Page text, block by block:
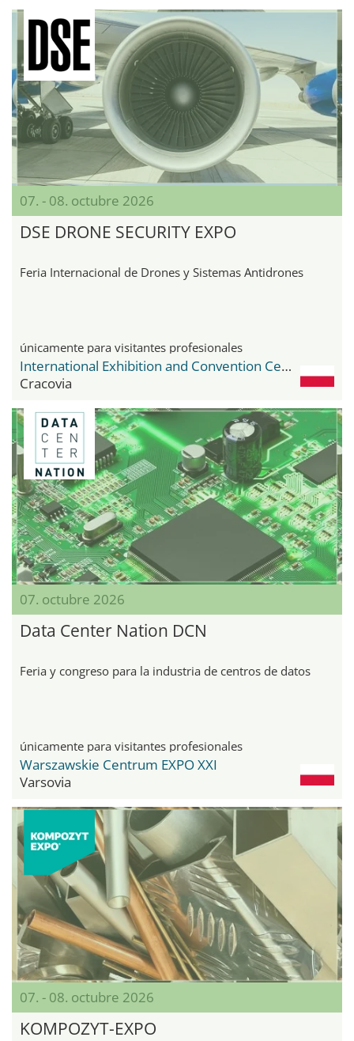
07. - 08. octubre 2026
DSE DRONE SECURITY EXPO
Feria Internacional de Drones y Sistemas Antidrones
únicamente para visitantes profesionales
International Exhibition and Convention Center Expo Krakow
Cracovia
07. octubre 2026
Data Center Nation DCN
Feria y congreso para la industria de centros de datos
únicamente para visitantes profesionales
Warszawskie Centrum EXPO XXI
Varsovia
07. - 08. octubre 2026
KOMPOZYT-EXPO